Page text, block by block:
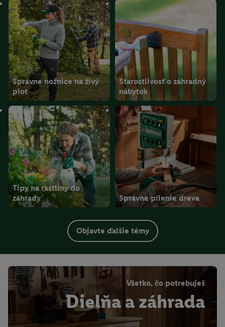
Správne nožnice na živý
plot
Starostlivosť o záhradný
nábytok
Tipy na rastliny do
záhrady
Správne pílenie dreva
Objavte ďalšie témy
Všetko, čo potrebuješ
Dielňa a záhrada